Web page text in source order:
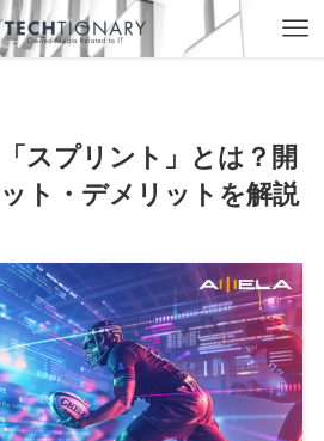
スプリント」とは？開
ト・デメリットを解説